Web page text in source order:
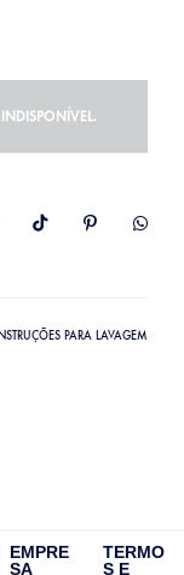
INDISPONÍVEL.
PARA LAVAGEM
EMPRE
SA
TERMO
S E